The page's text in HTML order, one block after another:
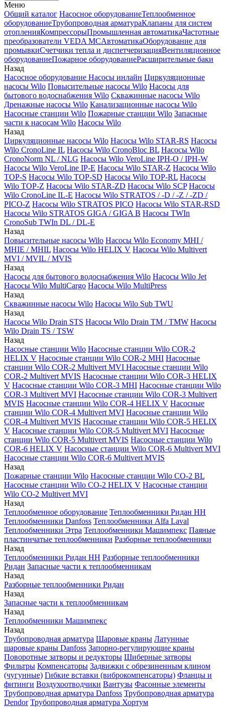
Меню
Общий каталог Насосное оборудованиеТеплообменное
оборудованиеТрубопроводная арматураКлапаны для систем
отопленияКомпрессорыПромышленная автоматикаЧастотные
преобразователи VEDA MCАвтоматикаОборудование для
промывкиСчетчики тепла и диспетчеризацияВентиляционное
оборудованиеПожарное оборудованиеРасширительные баки
Назад
Насосное оборудование Насосы инлайн Циркуляционные
насосы Wilo Повысительные насосы Wilo Насосы для
бытового водоснабжения Wilo Скважинные насосы Wilo
Дренажные насосы Wilo Канализационные насосы Wilo
Насосные станции Wilo Пожарные станции Wilo Запасные
части к насосам Wilo Насосы Wilo
Назад
Циркуляционные насосы Wilo Насосы Wilo STAR-RS Насосы
Wilo CronoLine IL Насосы Wilo CronoBloc BL Насосы Wilo
CronoNorm NL / NLG Насосы Wilo VeroLine IPH-O / IPH-W
Насосы Wilo VeroLine IP-E Насосы Wilo STAR-Z Насосы Wilo
TOP-S Насосы Wilo TOP-SD Насосы Wilo TOP-RL Насосы
Wilo TOP-Z Насосы Wilo STAR-ZD Насосы Wilo SCP Насосы
Wilo CronoLine IL-E Насосы Wilo STRATOS / -D / -Z / -ZD /
PICO-Z Насосы Wilo STRATOS PICO Насосы Wilo STAR-RSD
Насосы Wilo STRATOS GIGA / GIGA B Насосы TWIn
CronoSub TWIn DL / DL-E
Назад
Повысительные насосы Wilo Насосы Wilo Economy MHI /
MHIE / MHIL Насосы Wilo HELIX V Насосы Wilo Multivert
MVI / MVIL / MVIS
Назад
Насосы для бытового водоснабжения Wilo Насосы Wilo Jet
Насосы Wilo MultiCargo Насосы Wilo MultiPress
Назад
Скважинные насосы Wilo Насосы Wilo Sub TWU
Назад
Насосы Wilo Drain STS Насосы Wilo Drain TM / TMW Насосы
Wilo Drain TS / TSW
Назад
Насосные станции Wilo Насосные станции Wilo COR-2
HELIX V Насосные станции Wilo COR-2 MHI Насосные
станции Wilo COR-2 Multivert MVI Насосные станции Wilo
COR-2 Multivert MVIS Насосные станции Wilo COR-3 HELIX
V Насосные станции Wilo COR-3 MHI Насосные станции Wilo
COR-3 Multivert MVI Насосные станции Wilo COR-3 Multivert
MVIS Насосные станции Wilo COR-4 HELIX V Насосные
станции Wilo COR-4 Multivert MVI Насосные станции Wilo
COR-4 Multivert MVIS Насосные станции Wilo COR-5 HELIX
V Насосные станции Wilo COR-5 Multivert MVI Насосные
станции Wilo COR-5 Multivert MVIS Насосные станции Wilo
COR-6 HELIX V Насосные станции Wilo COR-6 Multivert MVI
Насосные станции Wilo COR-6 Multivert MVIS
Назад
Пожарные станции Wilo Насосные станции Wilo CO-2 BL
Насосные станции Wilo CO-2 HELIX V Насосные станции
Wilo CO-2 Multivert MVI
Назад
Теплообменное оборудование Теплообменники Ридан НН
Теплообменники Danfoss Теплообменники Alfa Laval
Теплообменники Этра Теплообменники Машимпекс Паяные
пластинчатые теплообменники Разборные теплообменники
Назад
Теплообменники Ридан НН Разборные теплообменники
Ридан Запасные части к теплообменникам
Назад
Разборные теплообменники Ридан
Назад
Запасные части к теплообменникам
Назад
Теплообменники Машимпекс
Назад
Трубопроводная арматура Шаровые краны Латунные
шаровые краны Danfoss Запорно-регулирующие краны
Поворотные затворы и редукторы Шиберные затворы
Фильтры Компенсаторы Задвижки с обрезиненным клином
(чугунные) Гибкие вставки (виброкомпенсаторы) Фланцы и
фитинги Воздухоотводчики Вантузы Фасонные элементы
Трубопроводная арматура Danfoss Трубопроводная арматура
Dendor Трубопроводная арматура Хортум